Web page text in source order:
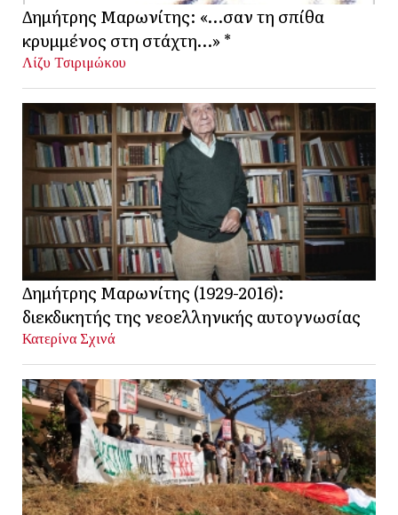
Δημήτρης Μαρωνίτης: «…σαν τη σπίθα
κρυμμένος στη στάχτη…» *
Λίζυ Τσιριμώκου
Δημήτρης Μαρωνίτης (1929-2016):
διεκδικητής της νεοελληνικής αυτογνωσίας
Κατερίνα Σχινά